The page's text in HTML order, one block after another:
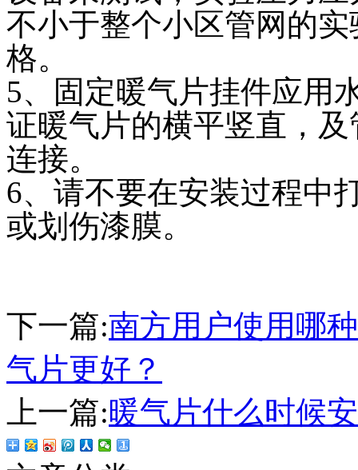
不小于整个小区管网的
格。
5、固定暖气片挂件应用
证暖气片的横平竖直，
连接。
6、请不要在安装过程中
或划伤漆膜。
下一篇:南方用户使用哪
气片更好？
上一篇:暖气片什么时候